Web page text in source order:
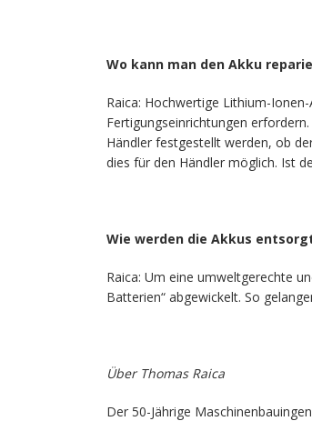
Wo kann man den Akku
Raica: Hochwertige Lithium-
Fertigungseinrichtungen
Händler festgestellt werden, ob
dies für den Händler möglich. Ist
Wie werden die Akkus
Raica: Um eine umweltgerechte
Batterien“ abgewickelt. So
Über Thomas Raica
Der 50-Jährige